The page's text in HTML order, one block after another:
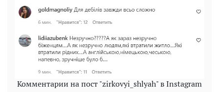
Комментарии на пост "zirkovyi_shlyah" в Instagram